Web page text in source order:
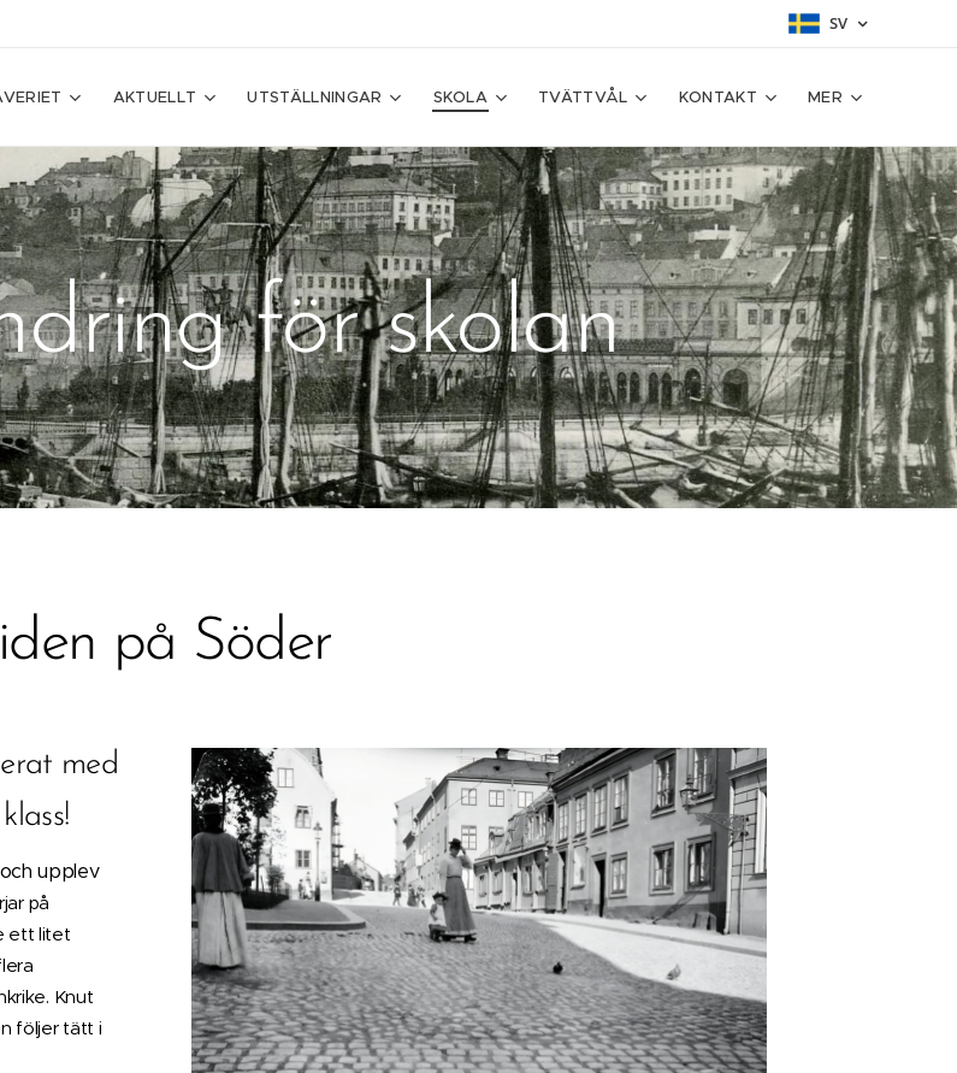
SV
AKTUELLT UTSTÄLLNINGAR SKOLA TVÄTTVÅL KONTAKT MER
för skolan
på Söder
med
upplev
på
ett litet
Knut
följer tätt i